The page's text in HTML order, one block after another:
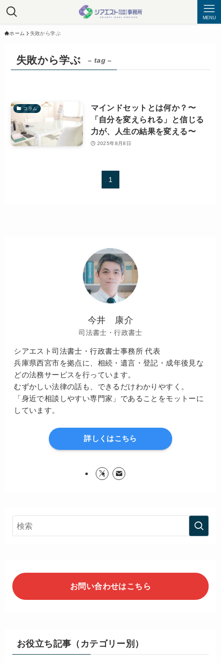
MENU
ホーム 失敗から学ぶ
失敗から学ぶ – tag –
コラム
マインドセットとは何か？〜
「自分を変えられる」と信じる
力が、人生の結果を変える〜
2025年8月8日
1
今井 康介
司法書士・行政書士
シアエスト司法書士・行政書士事務所 代表
兵庫県西宮市を拠点に、相続・遺言・登記・成年後見な
どの法務サービスを行っています。
むずかしい法律の話も、できるだけわかりやすく。
「身近で相談しやすい専門家」であることをモットーに
しています。
詳しくはこちら
お問い合わせはこちら
お役立ち記事（カテゴリー別）